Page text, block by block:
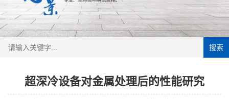
搜索
超深冷设备对金属处理后的性能研究